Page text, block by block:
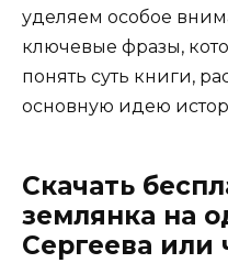
уделяем особое
ключевые фразы,
понять суть книги,
основную идею
Скачать
землянка на
Сергеева или